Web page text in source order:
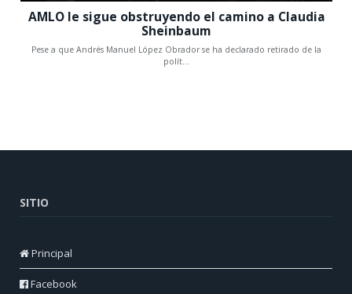
SITIO
Principal
Facebook